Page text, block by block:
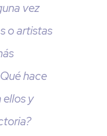
vez
o artistas
hace
y